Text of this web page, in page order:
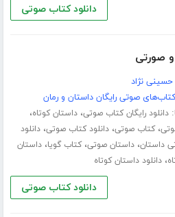
دانلود کتاب صوتی
صورتی
نژاد
صوتی رایگان داستان و رمان
دانلود رایگان کتاب صوتی،داستان کوتاه،
،کتاب صوتی،دانلود کتاب صوتی،دانلود
داستان،داستان صوتی،کتاب گویا،داستان
،دانلود داستان کوتاه
دانلود کتاب صوتی